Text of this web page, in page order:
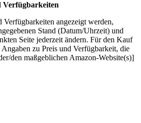
Verfügbarkeiten
Verfügbarkeiten angezeigt werden,
Stand (Datum/Uhrzeit) und
Seite jederzeit ändern. Für den Kauf
zu Preis und Verfügbarkeit, die
den maßgeblichen Amazon-Website(s)]